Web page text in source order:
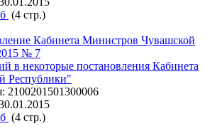
(4 стр.)
Кабинета Министров Чувашской
№ 7
в некоторые постановления Кабинета
Республики"
2100201501300006
(4 стр.)